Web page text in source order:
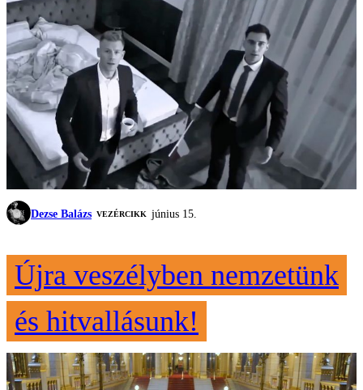
Dezse Balázs VEZÉRCIKK június 15.
Újra veszélyben nemzetünk
és hitvallásunk!